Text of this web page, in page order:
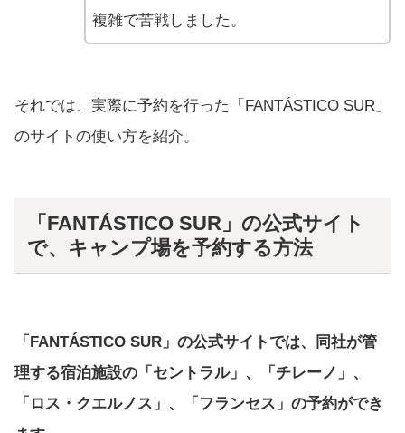
複雑で苦戦しました。
それでは、実際に予約を行った「FANTÁSTICO SUR」
のサイトの使い方を紹介。
「FANTÁSTICO SUR」の公式サイト
で、キャンプ場を予約する方法
「FANTÁSTICO SUR」の公式サイトでは、同社が管
理する宿泊施設の「セントラル」、「チレーノ」、
「ロス・クエルノス」、「フランセス」の予約ができ